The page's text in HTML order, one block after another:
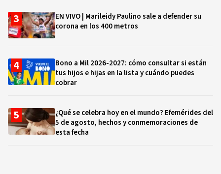
EN VIVO | Marileidy Paulino sale a defender su
corona en los 400 metros
Bono a Mil 2026-2027: cómo consultar si están
tus hijos e hijas en la lista y cuándo puedes
cobrar
¿Qué se celebra hoy en el mundo? Efemérides del
5 de agosto, hechos y conmemoraciones de
esta fecha